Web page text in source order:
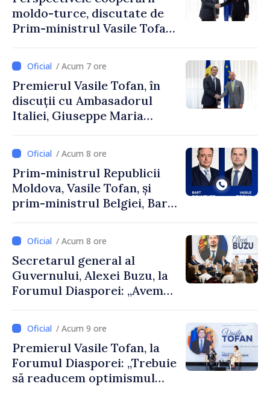
moldo-turce, discutate de
Prim-ministrul Vasile Tofan
Uygar Mustafa Sertel
/ Acum 7 ore
Premierul Vasile Tofan, în
discuții cu Ambasadorul
Italiei, Giuseppe Maria
/ Acum 8 ore
Prim-ministrul Republicii
Moldova, Vasile Tofan, și
prim-ministrul Belgiei, Bart
despre parcursul european
al Republicii Moldova.
/ Acum 8 ore
Secretarul general al
Guvernului, Alexei Buzu, la
Forumul Diasporei: „Avem
dumneavoastră pentru a
construi comunități mai
puternice”
/ Acum 9 ore
Premierul Vasile Tofan, la
Forumul Diasporei: „Trebuie
să readucem optimismul